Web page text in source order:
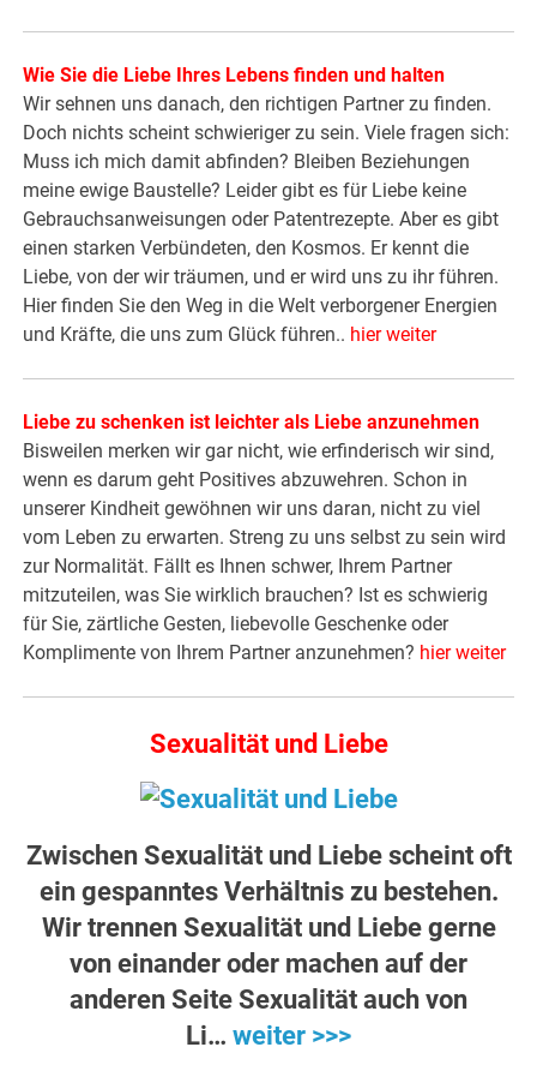
Wie Sie die Liebe Ihres Lebens finden und halten
Wir sehnen uns danach, den richtigen Partner zu finden.
Doch nichts scheint schwieriger zu sein. Viele fragen sich:
Muss ich mich damit abfinden? Bleiben Beziehungen
meine ewige Baustelle? Leider gibt es für Liebe keine
Gebrauchsanweisungen oder Patentrezepte. Aber es gibt
einen starken Verbündeten, den Kosmos. Er kennt die
Liebe, von der wir träumen, und er wird uns zu ihr führen.
Hier finden Sie den Weg in die Welt verborgener Energien
und Kräfte, die uns zum Glück führen.. hier weiter
Liebe zu schenken ist leichter als Liebe anzunehmen
Bisweilen merken wir gar nicht, wie erfinderisch wir sind,
wenn es darum geht Positives abzuwehren. Schon in
unserer Kindheit gewöhnen wir uns daran, nicht zu viel
vom Leben zu erwarten. Streng zu uns selbst zu sein wird
zur Normalität. Fällt es Ihnen schwer, Ihrem Partner
mitzuteilen, was Sie wirklich brauchen? Ist es schwierig
für Sie, zärtliche Gesten, liebevolle Geschenke oder
Komplimente von Ihrem Partner anzunehmen? hier weiter
Sexualität und Liebe
Zwischen Sexualität und Liebe scheint oft
ein gespanntes Verhältnis zu bestehen.
Wir trennen Sexualität und Liebe gerne
von einander oder machen auf der
anderen Seite Sexualität auch von
Li… weiter >>>